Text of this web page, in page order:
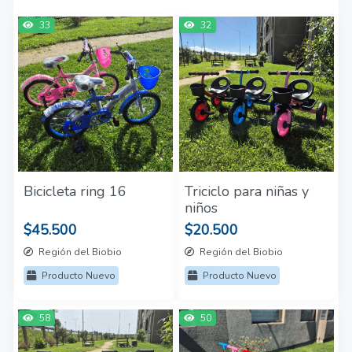
33
Bicicleta ring 16
$45.500
Región del Biobio
Producto Nuevo
32
Triciclo para niñas y
niños
$20.500
Región del Biobio
Producto Nuevo
58 50